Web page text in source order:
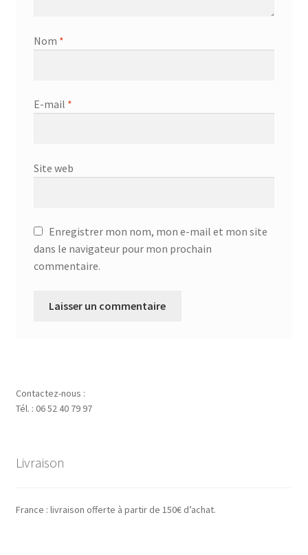
Nom *
E-mail *
Site web
Enregistrer mon nom, mon e-mail et mon site
dans le navigateur pour mon prochain
commentaire.
Contactez-nous :
Tél. : 06 52 40 79 97
Livraison
France : livraison offerte à partir de 150€ d’achat.